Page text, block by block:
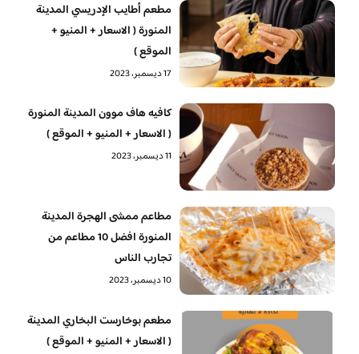
مطعم أطايب الإدريسي المدينة
المنورة ( الاسعار + المنيو +
الموقع )
17 ديسمبر، 2023
كافيه هاف موون المدينة المنورة
( الاسعار + المنيو + الموقع )
11 ديسمبر، 2023
مطاعم ممشى الهجرة المدينة
المنورة افضل 10 مطاعم من
تجارب الناس
10 ديسمبر، 2023
مطعم بوخارست البخاري المدينة
( الاسعار + المنيو + الموقع )